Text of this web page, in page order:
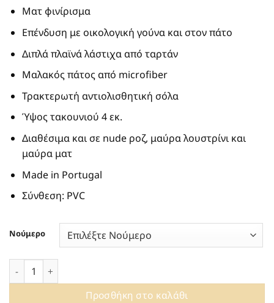
Ματ φινίρισμα
Επένδυση με οικολογική γούνα και στον πάτο
Διπλά πλαϊνά λάστιχα από ταρτάν
Μαλακός πάτος από microfiber
Τρακτερωτή αντιολισθητική σόλα
Ύψος τακουνιού 4 εκ.
Διαθέσιμα και σε nude ροζ, μαύρα λουστρίνι και
μαύρα ματ
Made in Portugal
Σύνθεση: PVC
Νούμερο
ΑΔΙΑΒΡΟΧΑ ΛΕΥΚΑ VEGAN ΜΠΟΤΑΚΙΑ LEMON JELLY WREN
Προσθήκη στο καλάθι